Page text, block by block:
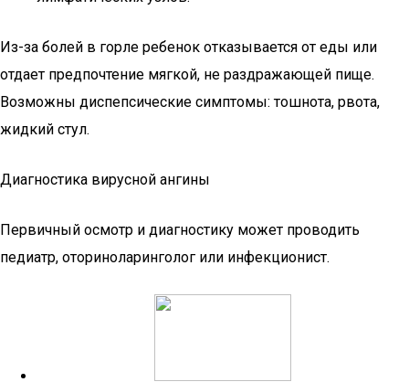
Из-за болей в горле ребенок отказывается от еды или
отдает предпочтение мягкой, не раздражающей пище.
Возможны диспепсические симптомы: тошнота, рвота,
жидкий стул.
Диагностика вирусной ангины
Первичный осмотр и диагностику может проводить
педиатр, оториноларинголог или инфекционист.